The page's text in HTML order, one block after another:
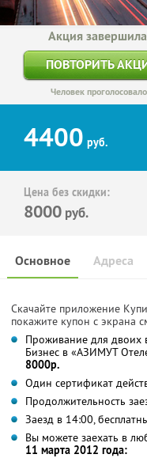
Акция
ПОВТОРИТЬ
Человек
4400 руб.
Цена без скидки:
8000 руб.
Основное Адреса
Скачайте приложение
покажите купон с экрана
Проживание для двоих
Бизнес в «АЗИМУТ
8000р.
Один сертификат
Продолжительность
Заезд в 14:00,
Вы можете заехать в
11 марта 2012 года: